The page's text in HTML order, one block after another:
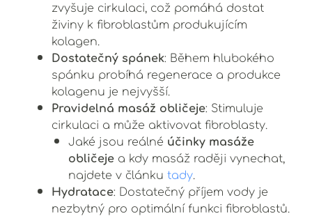
zvyšuje cirkulaci, což pomáhá dostat
živiny k fibroblastům produkujícím
kolagen.
Dostatečný spánek: Během hlubokého
spánku probíhá regenerace a produkce
kolagenu je nejvyšší.
Pravidelná masáž obličeje: Stimuluje
cirkulaci a může aktivovat fibroblasty.
Jaké jsou reálné účinky masáže
obličejea kdy masáž raději vynechat,
najdete v článku tady.
Hydratace: Dostatečný příjem vody je
nezbytný pro optimální funkci fibroblastů.